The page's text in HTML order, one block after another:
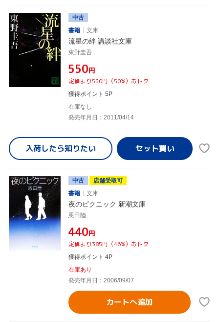
中古
書籍
文庫
流星の絆 講談社文庫
東野圭吾
¥550円
定価より550円（50%）おトク
獲得ポイント 5P
在庫なし
発売年月日：2011/04/14
入荷したら知りたい
中古
店舗受取可
書籍
文庫
夜のピクニック 新潮文庫
恩田陸,
¥440円
定価より385円（46%）おトク
獲得ポイント 4P
在庫あり
発売年月日：2006/09/07
カートへ追加